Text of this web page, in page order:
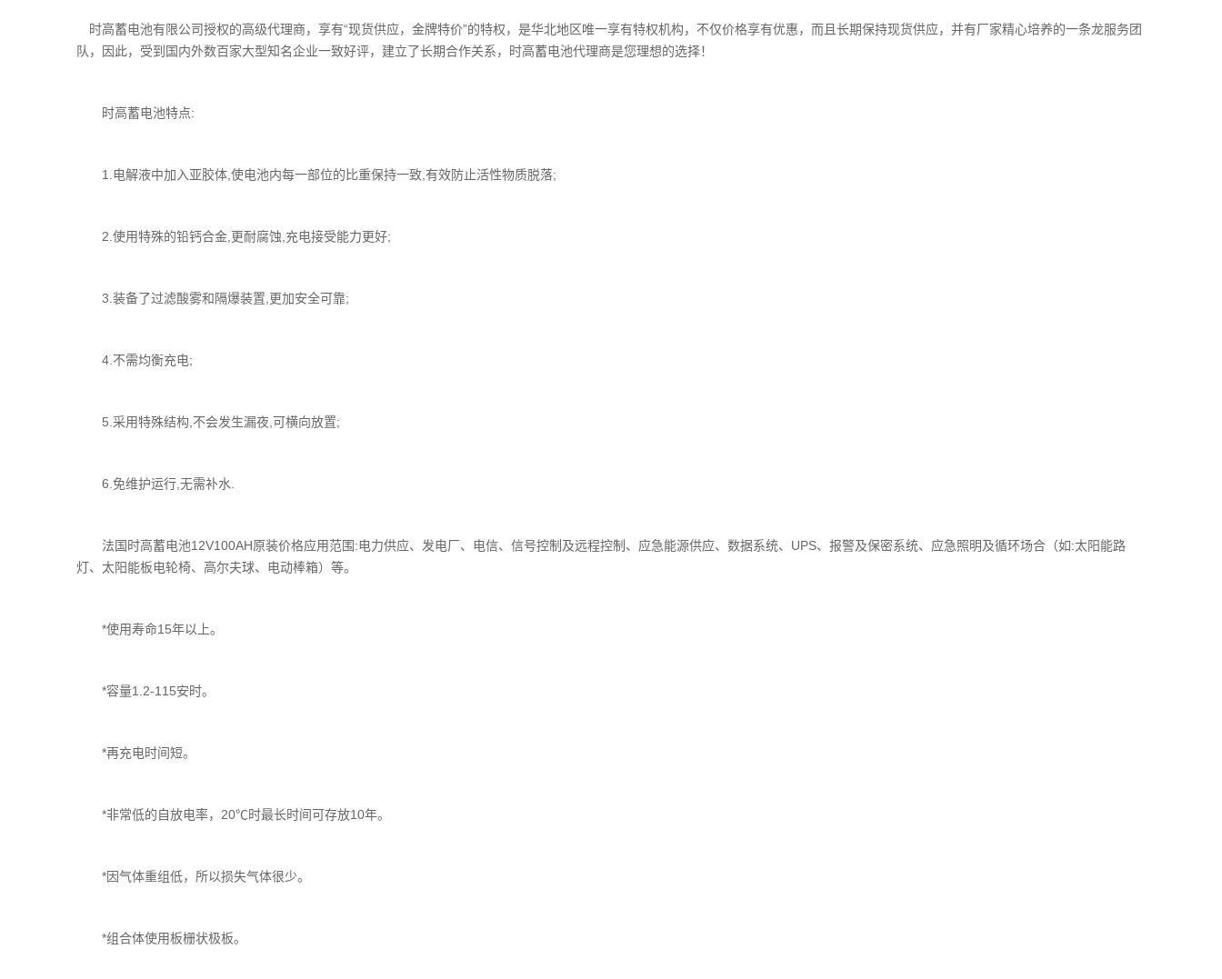
时高蓄电池有限公司授权的高级代理商，享有“现货供应，金牌特价”的特权，是华北地区唯一享有特权机构，不仅价格享有优惠，而且长期保持现货供应，并有厂家精心培养的一条龙服务团
队，因此，受到国内外数百家大型知名企业一致好评，建立了长期合作关系，时高蓄电池代理商是您理想的选择！
时高蓄电池特点:
1.电解液中加入亚胶体,使电池内每一部位的比重保持一致,有效防止活性物质脱落;
2.使用特殊的铅钙合金,更耐腐蚀,充电接受能力更好;
3.装备了过滤酸雾和隔爆装置,更加安全可靠;
4.不需均衡充电;
5.采用特殊结构,不会发生漏夜,可横向放置;
6.免维护运行,无需补水.
法国时高蓄电池12V100AH原装价格应用范围:电力供应、发电厂、电信、信号控制及远程控制、应急能源供应、数据系统、UPS、报警及保密系统、应急照明及循环场合（如:太阳能路
灯、太阳能板电轮椅、高尔夫球、电动棒箱）等。
*使用寿命15年以上。
*容量1.2-115安时。
*再充电时间短。
*非常低的自放电率，20℃时最长时间可存放10年。
*因气体重组低，所以损失气体很少。
*组合体使用板栅状极板。